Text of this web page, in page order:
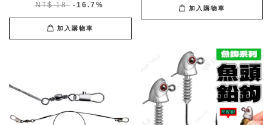
NT$ 18 -16.7%
加入購物車
加入購物車